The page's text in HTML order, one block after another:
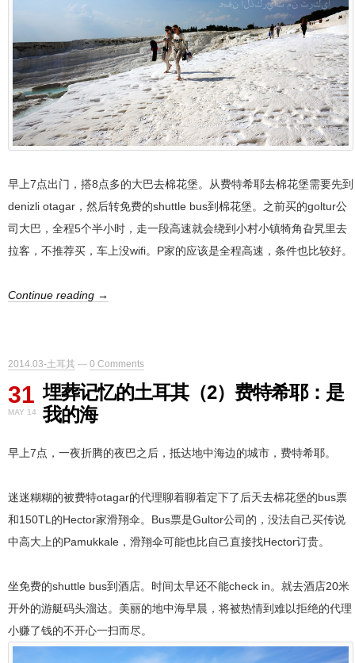
早上7点出门，搭8点多的大巴去棉花堡。从费特希耶去棉花堡需要先到
denizli otagar，然后转免费的shuttle bus到棉花堡。之前买的goltur公
司大巴，全程5个半小时，走一段高速就会绕到小村小镇犄角旮旯里去
拉客，不推荐买，车上没wifi。P家的应该是全程高速，条件也比较好。
Continue reading →
2014.03-土耳其 — 0 Comments
31
MAY 14
埋葬记忆的土耳其（2）费特希耶：是
我的海
早上7点，一夜折腾的夜巴之后，抵达地中海边的城市，费特希耶。
迷迷糊糊的被费特otagar的代理聊着聊着定下了后天去棉花堡的bus票
和150TL的Hector家滑翔伞。Bus票是Gultor公司的，没法自己买传说
中高大上的Pamukkale，滑翔伞可能也比自己直接找Hector订贵。
坐免费的shuttle bus到酒店。时间太早还不能check in。就去酒店20米
开外的游艇码头溜达。美丽的地中海早晨，将被热情到难以拒绝的代理
小赚了钱的不开心一扫而尽。